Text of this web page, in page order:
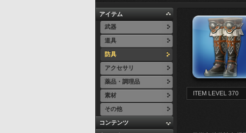
アイテム
武器
道具
防具
アクセサリ
薬品・調理品
素材
その他
コンテンツ
ITEM LEVEL 370